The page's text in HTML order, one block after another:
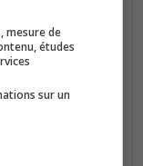
mesure de
études
sur un